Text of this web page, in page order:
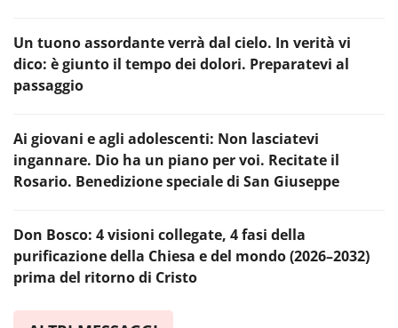
Un tuono assordante verrà dal cielo. In verità vi
dico: è giunto il tempo dei dolori. Preparatevi al
passaggio
Ai giovani e agli adolescenti: Non lasciatevi
ingannare. Dio ha un piano per voi. Recitate il
Rosario. Benedizione speciale di San Giuseppe
Don Bosco: 4 visioni collegate, 4 fasi della
purificazione della Chiesa e del mondo (2026–2032)
prima del ritorno di Cristo